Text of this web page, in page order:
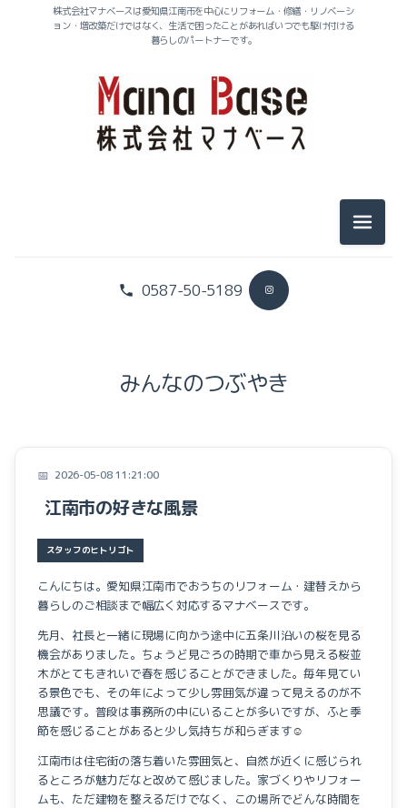
0587-50-5189
株式会社マナベースは愛知県江南市を中心にリフォーム・修繕・リノベーシ
ョン・増改築だけではなく、生活で困ったことがあればいつでも駆け付ける
暮らしのパートナーです。
スタッフのヒトリゴト
メニュ
みんなのつぶやき
2026-05-08 11:21:00
江南市の好きな風景
スタッフのヒトリゴト
こんにちは。愛知県江南市でおうちのリフォーム・建替えから
暮らしのご相談まで幅広く対応するマナベースです。
先月、社長と一緒に現場に向かう途中に五条川沿いの桜を見る
機会がありました。ちょうど見ごろの時期で車から見える桜並
木がとてもきれいで春を感じることができました。毎年見てい
る景色でも、その年によって少し雰囲気が違って見えるのが不
思議です。普段は事務所の中にいることが多いですが、ふと季
節を感じることがあると少し気持ちが和らぎます☺︎
江南市は住宅街の落ち着いた雰囲気と、自然が近くに感じられ
るところが魅力だなと改めて感じました。家づくりやリフォー
ムも、ただ建物を整えるだけでなく、この場所でどんな時間を